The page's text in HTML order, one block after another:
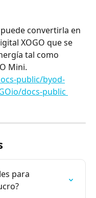
convertirla en
XOGO que se
tal como
Mini.
public/byod-
docs-public
para